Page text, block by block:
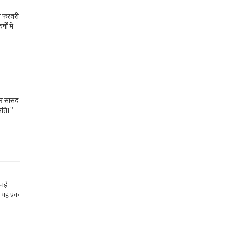
फरवरी
में
सांसद
यह एक